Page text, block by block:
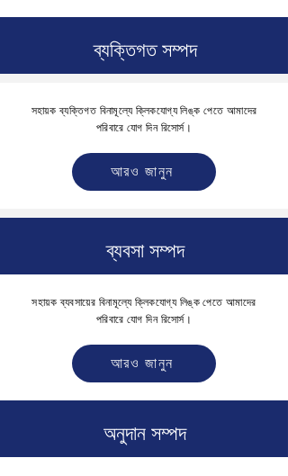
ব্যক্তিগত সম্পদ
সহায়ক ব্যক্তিগত বিনামূল্যে ক্লিকযোগ্য লিঙ্ক পেতে আমাদের
পরিবারে যোগ দিনরিসোর্স।
আরও জানুন
ব্যবসা সম্পদ
সহায়ক ব্যবসায়ের বিনামূল্যে ক্লিকযোগ্য লিঙ্ক পেতে আমাদের
পরিবারে যোগ দিনরিসোর্স।
আরও জানুন
অনুদান সম্পদ